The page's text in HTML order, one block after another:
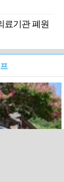
료기관 폐원